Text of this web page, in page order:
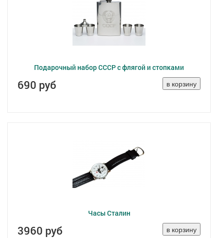
Подарочный набор СССР с флягой и стопками
690 руб
Часы Сталин
3960 руб